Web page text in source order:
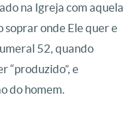
na Igreja com aquela
onde Ele quer e
52, quando
“produzido”, e
do homem.